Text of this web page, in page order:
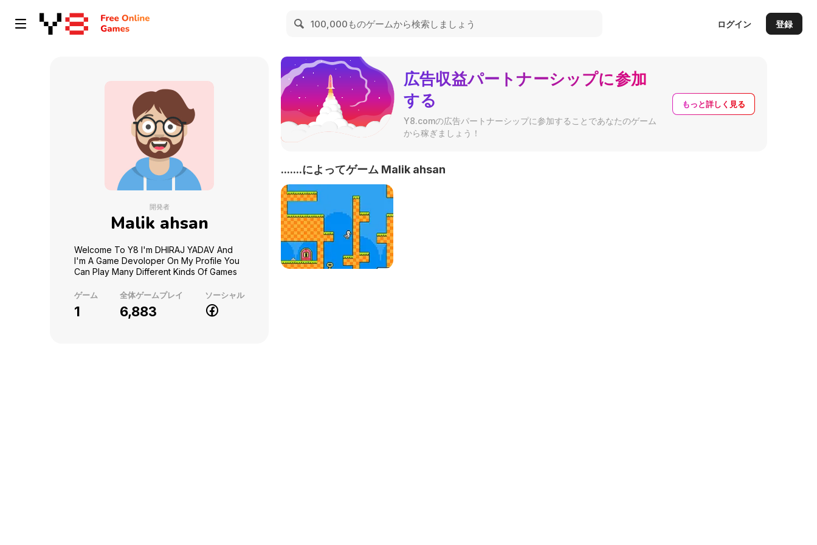
ログイン 登録
開発者
Malik ahsan
Welcome To Y8 I'm DHIRAJ YADAV And
I'm A Game Devoloper On My Profile You
Can Play Many Different Kinds Of Games
ゲーム
1
全体ゲームプレイ
6,883
ソーシャル
広告収益パートナーシップに参加
する
Y8.comの広告パートナーシップに参加することであなたのゲーム
から稼ぎましょう！
もっと詳しく見る
.......によってゲーム Malik ahsan